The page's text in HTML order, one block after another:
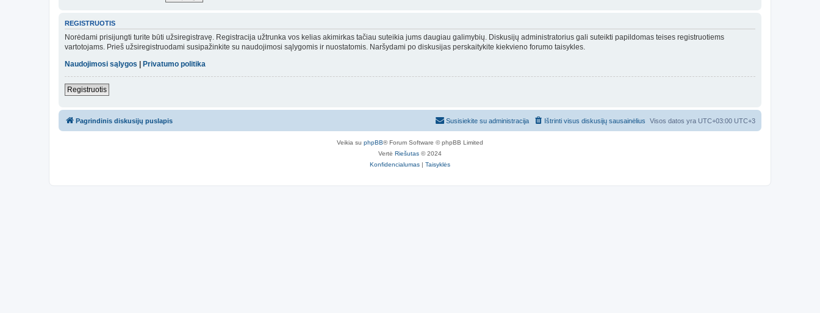
REGISTRUOTIS
Norėdami prisijungti turite būti užsiregistravę. Registracija užtrunka vos kelias akimirkas tačiau suteikia jums daugiau galimybių. Diskusijų administratorius gali suteikti papildomas teises registruotiems
vartotojams. Prieš užsiregistruodami susipažinkite su naudojimosi sąlygomis ir nuostatomis. Naršydami po diskusijas perskaitykite kiekvieno forumo taisykles.
Naudojimosi sąlygos
Privatumo politika
Registruotis
Pagrindinis diskusijų puslapis Visos datos yra UTC+03:00 UTC+3
Ištrinti visus diskusijų sausainėlius
Susisiekite su administracija
Veikia su phpBB® Forum Software © phpBB Limited
Vertė Riešutas © 2024
Konfidencialumas | Taisyklės